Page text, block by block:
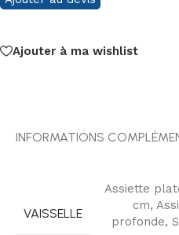
Ajouter à ma wishlist
INFORMATIONS
VAISSELLE
Assiette
cm,
profonde,